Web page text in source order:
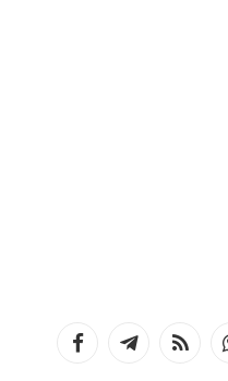
FacebookTelegramRSS